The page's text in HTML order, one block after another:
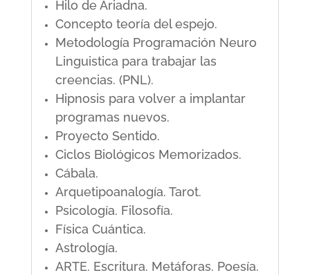
Hilo de Ariadna.
Concepto teoría del espejo.
Metodología Programación Neuro
Linguistica para trabajar las
creencias. (PNL).
Hipnosis para volver a implantar
programas nuevos.
Proyecto Sentido.
Ciclos Biológicos Memorizados.
Cábala.
Arquetipoanalogía. Tarot.
Psicología. Filosofía.
Física Cuántica.
Astrología.
ARTE. Escritura. Metáforas. Poesía.